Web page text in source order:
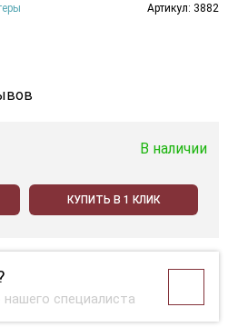
Артикул: 3882
В наличии
КУПИТЬ В 1 КЛИК
специалиста